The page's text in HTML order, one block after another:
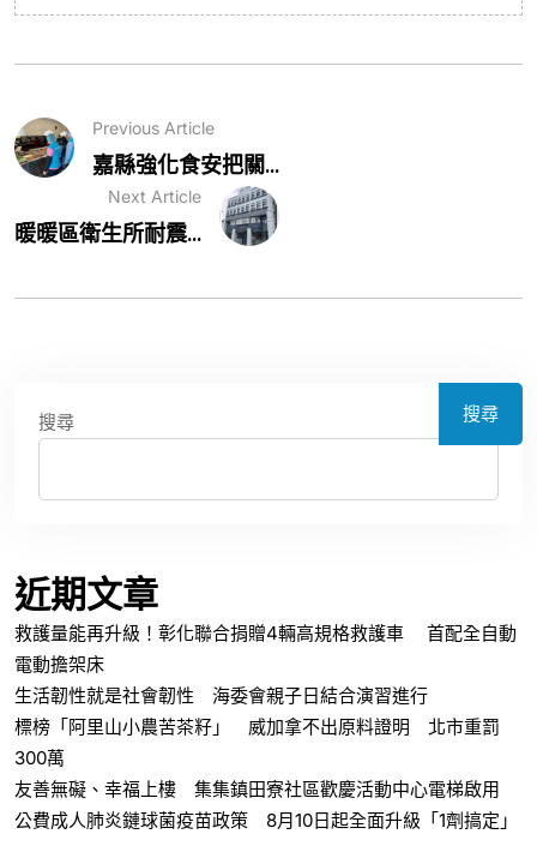
Previous Article
嘉縣強化食安把關...
Next Article
暖暖區衛生所耐震...
搜尋 搜尋
近期文章
救護量能再升級！彰化聯合捐贈4輛高規格救護車 首配全自動
電動擔架床
生活韌性就是社會韌性 海委會親子日結合演習進行
標榜「阿里山小農苦茶籽」 威加拿不出原料證明 北市重罰
300萬
友善無礙、幸福上樓 集集鎮田寮社區歡慶活動中心電梯啟用
公費成人肺炎鏈球菌疫苗政策 8月10日起全面升級「1劑搞定」